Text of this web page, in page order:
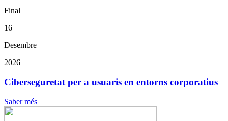
Final
16
Desembre
2026
Ciberseguretat per a usuaris en entorns corporatius
Saber més